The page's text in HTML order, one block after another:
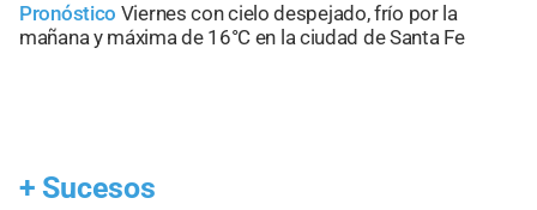
Pronóstico Viernes con cielo despejado, frío por la
mañana y máxima de 16°C en la ciudad de Santa Fe
+ Sucesos